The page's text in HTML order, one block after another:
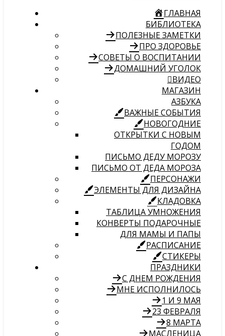
ГЛАВНАЯ
БИБЛИОТЕКА
ПОЛЕЗНЫЕ ЗАМЕТКИ
ПРО ЗДОРОВЬЕ
СОВЕТЫ О ВОСПИТАНИИ
ДОМАШНИЙ УГОЛОК
ВИДЕО
МАГАЗИН
АЗБУКА
ВАЖНЫЕ СОБЫТИЯ
НОВОГОДНИЕ
ОТКРЫТКИ С НОВЫМ
ГОДОМ
ПИСЬМО ДЕДУ МОРОЗУ
ПИСЬМО ОТ ДЕДА МОРОЗА
ПЕРСОНАЖИ
ЭЛЕМЕНТЫ ДЛЯ ДИЗАЙНА
КЛАДОВКА
ТАБЛИЦА УМНОЖЕНИЯ
КОНВЕРТЫ ПОДАРОЧНЫЕ
ДЛЯ МАМЫ И ПАПЫ
РАСПИСАНИЕ
СТИКЕРЫ
ПРАЗДНИКИ
С ДНЕМ РОЖДЕНИЯ
МНЕ ИСПОЛНИЛОСЬ
1 И 9 МАЯ
23 ФЕВРАЛЯ
8 МАРТА
МАСЛЕНИЦА